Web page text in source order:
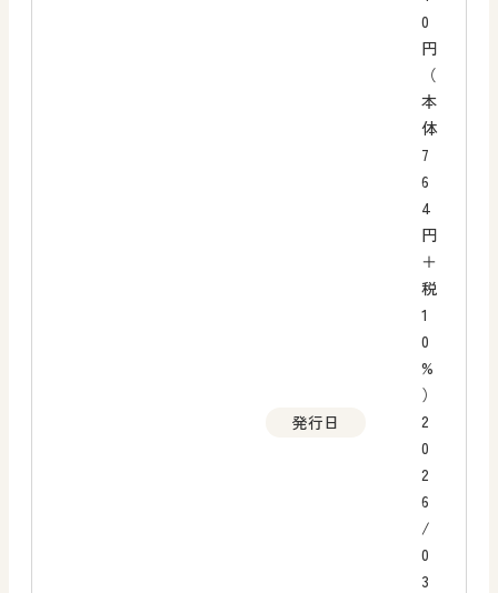
0
円
（
本
体
7
6
4
円
＋
税
1
0
%
）
発行日
2
0
2
6
/
0
3